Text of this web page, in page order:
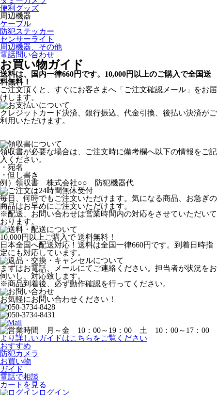
便利グッズ
周辺機器
ケーブル
防犯ステッカー
センサーライト
周辺機器、その他
電話問い合わせ
お買い物ガイド
送料は、国内一律660円です。10,000円以上のご購入で全国送
料無料！
ご注文頂くと、すぐにお客さまへ「ご注文確認メール」をお届
けします。
クレジットカード決済、銀行振込、代金引換、後払い決済がご
利用いただけます。
領収書が必要な場合は、ご注文時に備考欄へ以下の情報をご記
入ください。
・宛名
・但し書き
例）領収書 株式会社○○ 防犯機器代
毎日、何時でもご注文いただけます。気になる商品、お急ぎの
商品はお早めにご注文いただけます。
※配送、お問い合わせは営業時間内の対応をさせていただいて
おります。
10,000円以上ご購入で 送料無料！
日本全国へ配送対応！送料は全国一律660円です。到着日時指
定にも対応しています。
まずはお電話、メールにてご連絡ください。担当者が状況をお
伺いし、対応致します。
※商品到着後、必ず動作確認を行ってください。
お気軽にお問い合わせください！
より詳しいガイドはこちらをご覧ください
おすすめ
防犯カメラ
お買い物
ガイド
電話で相談
カートを見る
ログイン